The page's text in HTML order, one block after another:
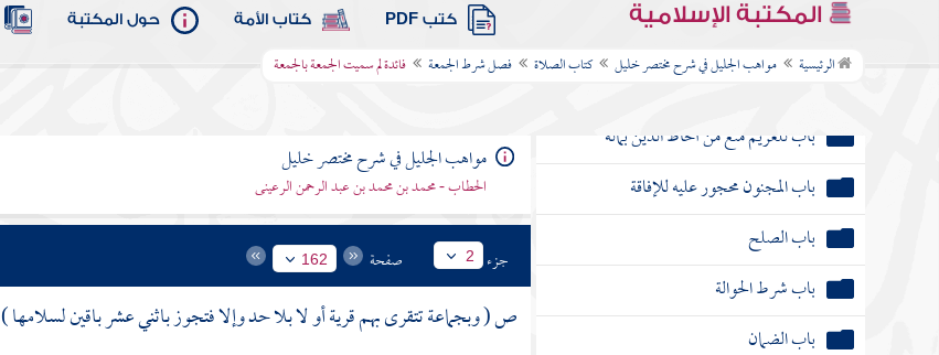
المكتبة الإسلامية كتب PDF كتاب الأمة حول المكتبة
الرئيسية مواهب الجليل في شرح مختصر خليل كتاب الصلاة فصل شرط الجمعة فائدة لم سميت الجمعة بالجمعة
باب للغريم منع من أحاط الدين بماله
باب المجنون محجور عليه للإفاقة
باب الصلح
باب شرط الحوالة
باب الضمان
باب الشركة
باب الوكالة
مواهب الجليل في شرح مختصر خليل
الحطاب - محمد بن محمد بن عبد الرحمن الرعينى
جزء 2 صفحة 162
ص ( وبجماعة تتقرى بهم قرية أو لا بلا حد وإلا فتجوز باثني عشر باقين لسلامها )